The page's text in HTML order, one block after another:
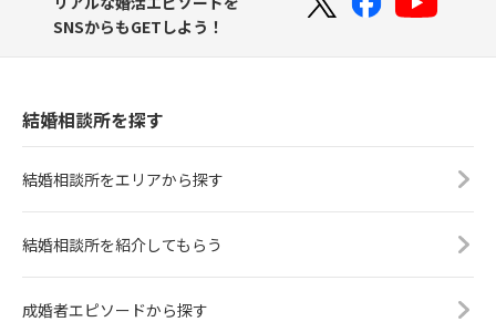
SNSからもGETしよう！
結婚相談所を探す
結婚相談所をエリアから探す
結婚相談所を紹介してもらう
成婚者エピソードから探す